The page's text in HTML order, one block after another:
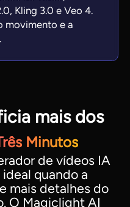
Kling 3.0 e Veo 4.
movimento e a
mais dos
Minutos
de vídeos IA
quando a
mais detalhes do
O Magiclight AI